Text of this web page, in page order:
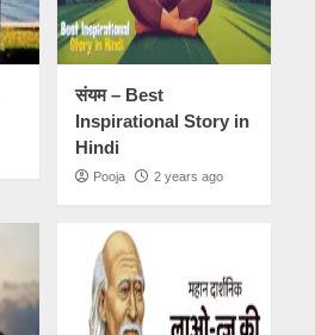
संयम – Best
Inspirational Story in
Hindi
Pooja 2 years ago